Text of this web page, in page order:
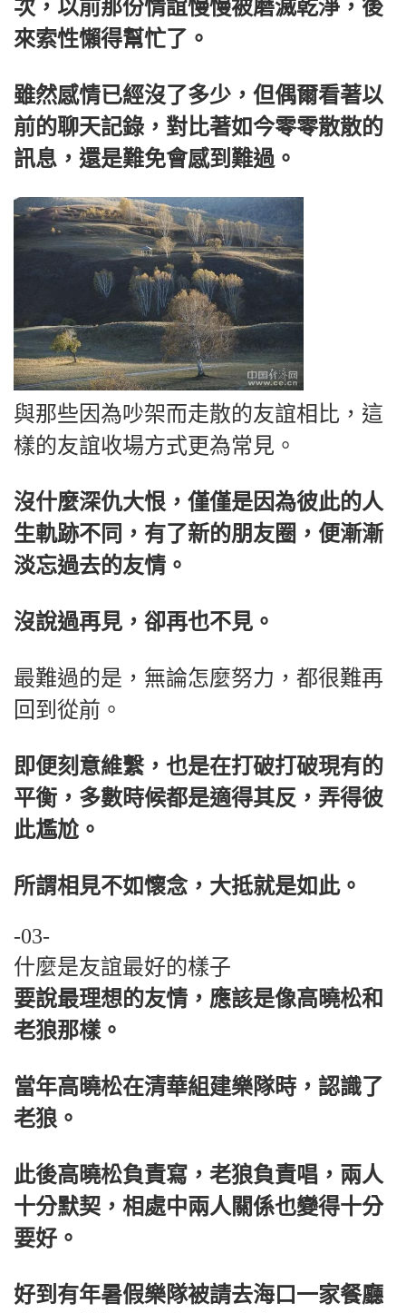
次，以前那份情誼慢慢被磨滅乾淨，後
來索性懶得幫忙了。
雖然感情已經沒了多少，但偶爾看著以
前的聊天記錄，對比著如今零零散散的
訊息，還是難免會感到難過。
與那些因為吵架而走散的友誼相比，這
樣的友誼收場方式更為常見。
沒什麼深仇大恨，僅僅是因為彼此的人
生軌跡不同，有了新的朋友圈，便漸漸
淡忘過去的友情。
沒說過再見，卻再也不見。
最難過的是，無論怎麼努力，都很難再
回到從前。
即便刻意維繫，也是在打破打破現有的
平衡，多數時候都是適得其反，弄得彼
此尷尬。
所謂相見不如懷念，大抵就是如此。
-03-
什麼是友誼最好的樣子
要說最理想的友情，應該是像高曉松和
老狼那樣。
當年高曉松在清華組建樂隊時，認識了
老狼。
此後高曉松負責寫，老狼負責唱，兩人
十分默契，相處中兩人關係也變得十分
要好。
好到有年暑假樂隊被請去海口一家餐廳